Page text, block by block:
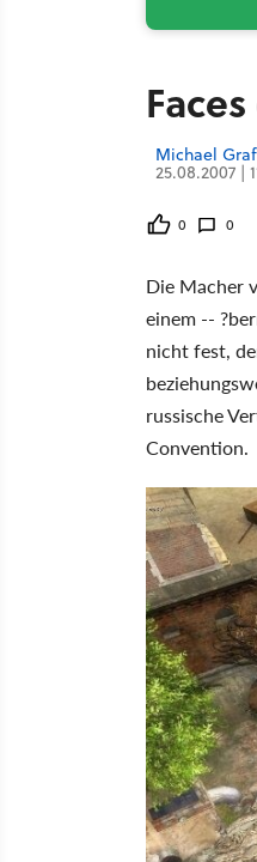
Michael Graf
25.08.2007 |
0 0
Die Macher
einem --
nicht fest,
russische
Convention.